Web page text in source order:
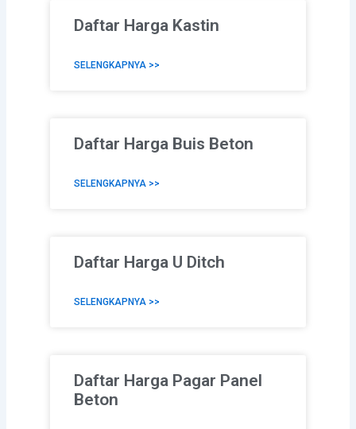
Daftar Harga Kastin
SELENGKAPNYA >>
Daftar Harga Buis Beton
SELENGKAPNYA >>
Daftar Harga U Ditch
SELENGKAPNYA >>
Daftar Harga Pagar Panel
Beton